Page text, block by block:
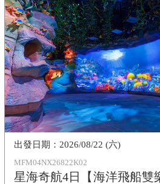
MFM04NX26822K02
星海奇航4日【海洋飛船雙
2026/08/22 (六)